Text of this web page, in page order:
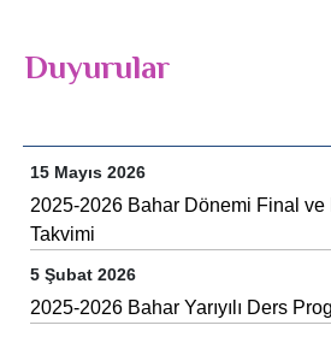
Duyurular
15 Mayıs 2026
2025-2026 Bahar Dönemi Final ve
Takvimi
5 Şubat 2026
2025-2026 Bahar Yarıyılı Ders